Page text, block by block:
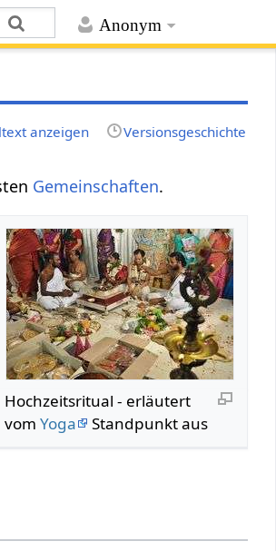
Anonym
anzeigen Versionsgeschichte
Gemeinschaften.
Hochzeitsritual - erläutert
vomYoga Standpunkt aus